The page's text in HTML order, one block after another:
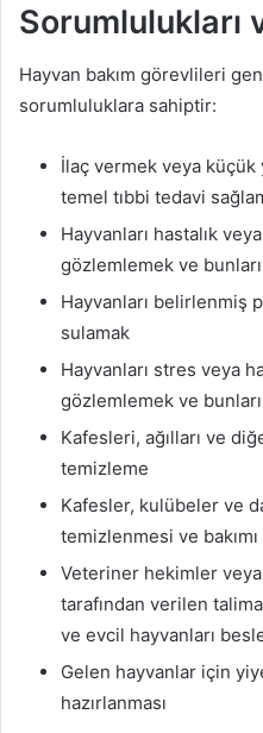
Sorumlulukları
Hayvan bakım görevlileri
sorumluluklara sahiptir:
İlaç vermek veya küçük
temel tıbbi tedavi
Hayvanları hastalık
gözlemlemek ve
Hayvanları belirlenmiş
sulamak
Hayvanları stres veya
gözlemlemek ve
Kafesleri, ağılları ve
temizleme
Kafesler, kulübeler ve
temizlenmesi ve bakımı
Veteriner hekimler
tarafından verilen
ve evcil hayvanları
Gelen hayvanlar için
hazırlanması